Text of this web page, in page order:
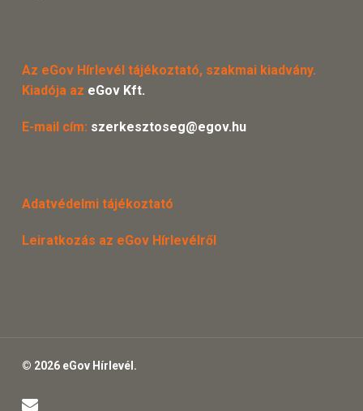
Az eGov Hírlevél tájékoztató, szakmai kiadvány.
Kiadója az eGov Kft.
E-mail cím: szerkesztoseg@egov.hu
Adatvédelmi tájékoztató
Leiratkozás az eGov Hírlevélről
© 2026 eGov Hírlevél.
email